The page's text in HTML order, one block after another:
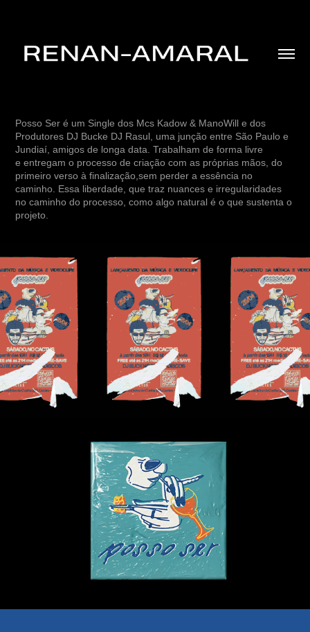
Posso Ser é um Single dos Mcs Kadow & ManoWill e dos
Produtores DJ Bucke DJ Rasul, uma junção entre São Paulo e
Jundiaí, amigos de longa data. Trabalham de forma livre
e entregam o processo de criação com as próprias mãos, do
primeiro verso à finalização,sem perder a essência no
caminho. Essa liberdade, que traz nuances e irregularidades
no caminho do processo, como algo natural é o que sustenta o
projeto.